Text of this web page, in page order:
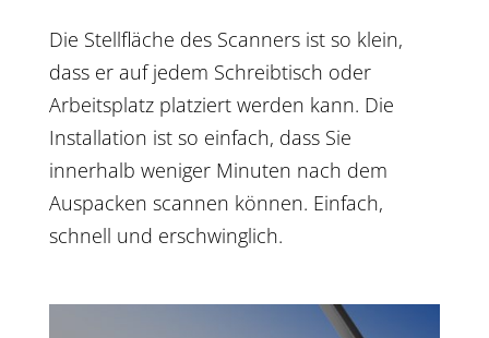
Die Stellfläche des Scanners ist so klein,
dass er auf jedem Schreibtisch oder
Arbeitsplatz platziert werden kann. Die
Installation ist so einfach, dass Sie
innerhalb weniger Minuten nach dem
Auspacken scannen können. Einfach,
schnell und erschwinglich.